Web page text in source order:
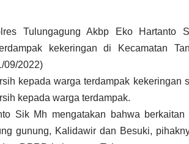
Tulungagung Akbp Eko Hartanto
kekeringan di Kecamatan Tanggung
kepada warga terdampak kekeringan
kepada warga terdampak.
Sik Mh mengatakan bahwa
gunung, Kalidawir dan Besuki,